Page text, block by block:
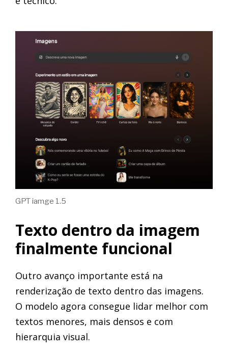
GPT iamge 1.5
Texto dentro da imagem
finalmente funcional
Outro avanço importante está na
renderização de texto dentro das imagens.
O modelo agora consegue lidar melhor com
textos menores, mais densos e com
hierarquia visual.